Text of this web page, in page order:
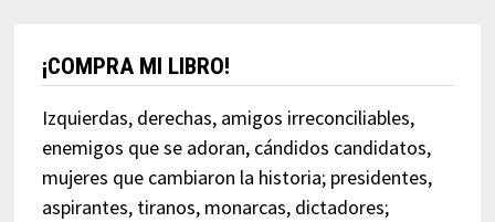
¡COMPRA MI LIBRO!
Izquierdas, derechas, amigos irreconciliables,
enemigos que se adoran, cándidos candidatos,
mujeres que cambiaron la historia; presidentes,
aspirantes, tiranos, monarcas, dictadores;